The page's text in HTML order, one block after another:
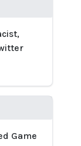
Game